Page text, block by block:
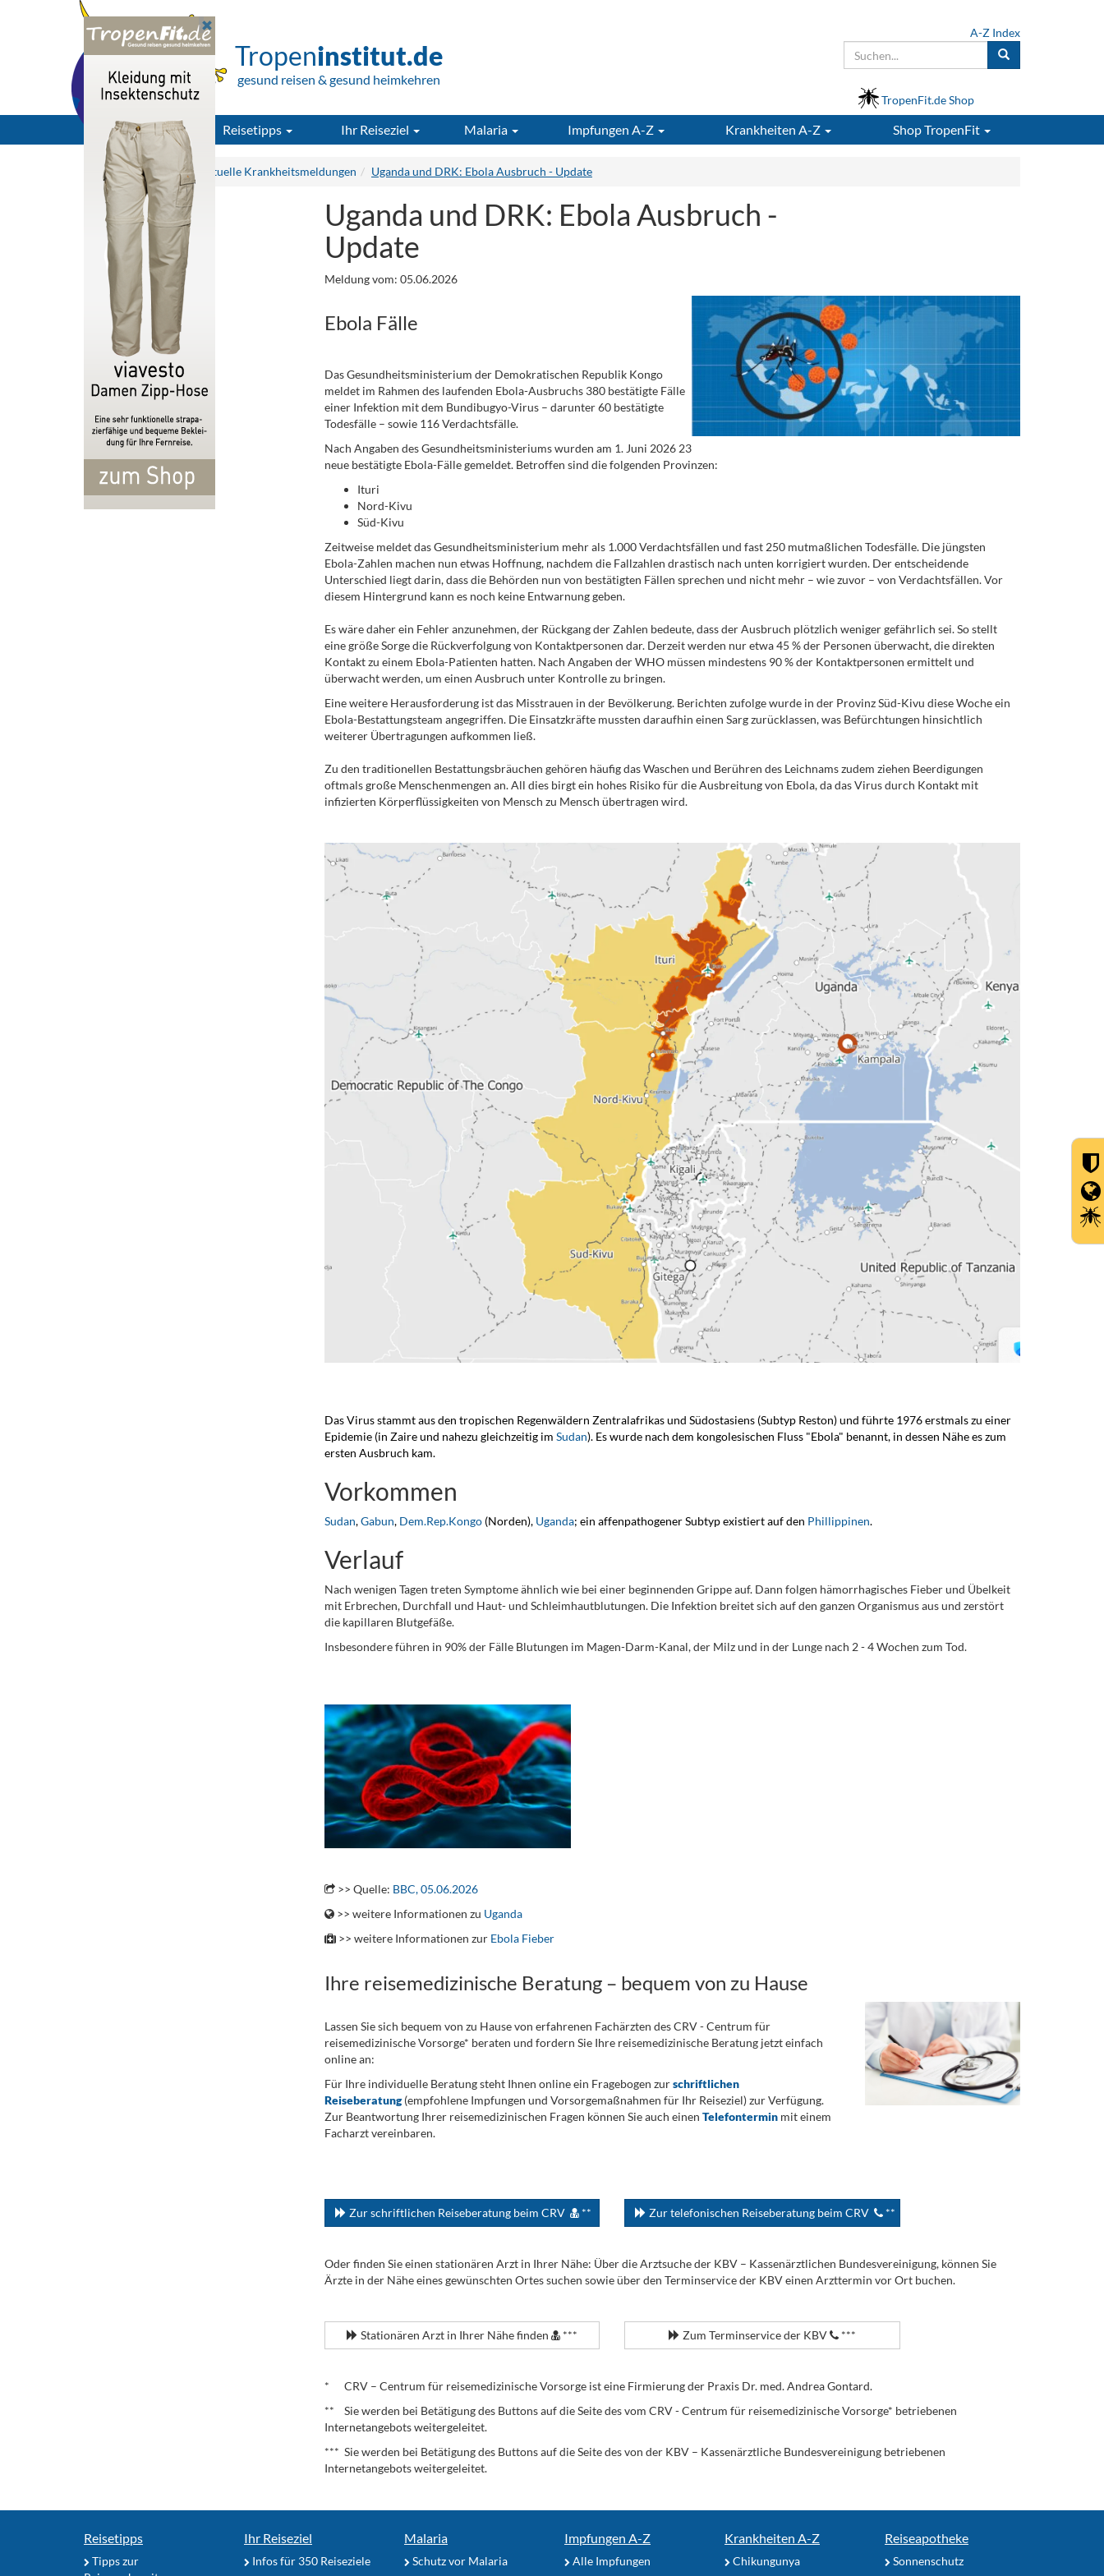
Tropeninstitut.de
gesund reisen & gesund heimkehren
A-Z Index
TropenFit.de Shop
Reisetipps Ihr Reiseziel Malaria Impfungen A-Z Krankheiten A-Z ShopTropenFit
Tropeninstitut.de Aktuelle Krankheitsmeldungen Uganda und DRK: Ebola Ausbruch - Update
Uganda und DRK: Ebola Ausbruch -
Update
Meldung vom: 05.06.2026
Ebola Fälle
Das Gesundheitsministerium der Demokratischen Republik Kongo
meldet im Rahmen des laufenden Ebola-Ausbruchs 380 bestätigte Fälle
einer Infektion mit dem Bundibugyo-Virus – darunter 60 bestätigte
Todesfälle – sowie 116 Verdachtsfälle.
Nach Angaben des Gesundheitsministeriums wurden am 1. Juni 2026 23
neue bestätigte Ebola-Fälle gemeldet. Betroffen sind die folgenden Provinzen:
Ituri
Nord-Kivu
Süd-Kivu
Zeitweise meldet das Gesundheitsministerium mehr als 1.000 Verdachtsfällen und fast 250 mutmaßlichen Todesfälle. Die jüngsten
Ebola-Zahlen machen nun etwas Hoffnung, nachdem die Fallzahlen drastisch nach unten korrigiert wurden. Der entscheidende
Unterschied liegt darin, dass die Behörden nun von bestätigten Fällen sprechen und nicht mehr – wie zuvor – von Verdachtsfällen. Vor
diesem Hintergrund kann es noch keine Entwarnung geben.
Es wäre daher ein Fehler anzunehmen, der Rückgang der Zahlen bedeute, dass der Ausbruch plötzlich weniger gefährlich sei. So stellt
eine größe Sorge die Rückverfolgung von Kontaktpersonen dar. Derzeit werden nur etwa 45 % der Personen überwacht, die direkten
Kontakt zu einem Ebola-Patienten hatten. Nach Angaben der WHO müssen mindestens 90 % der Kontaktpersonen ermittelt und
überwacht werden, um einen Ausbruch unter Kontrolle zu bringen.
Eine weitere Herausforderung ist das Misstrauen in der Bevölkerung. Berichten zufolge wurde in der Provinz Süd-Kivu diese Woche ein
Ebola-Bestattungsteam angegriffen. Die Einsatzkräfte mussten daraufhin einen Sarg zurücklassen, was Befürchtungen hinsichtlich
weiterer Übertragungen aufkommen ließ.
Zu den traditionellen Bestattungsbräuchen gehören häufig das Waschen und Berühren des Leichnams zudem ziehen Beerdigungen
oftmals große Menschenmengen an. All dies birgt ein hohes Risiko für die Ausbreitung von Ebola, da das Virus durch Kontakt mit
infizierten Körperflüssigkeiten von Mensch zu Mensch übertragen wird.
Das Virus stammt aus den tropischen Regenwäldern Zentralafrikas und Südostasiens (Subtyp Reston) und führte 1976 erstmals zu einer
Epidemie (in Zaire und nahezu gleichzeitig im Sudan). Es wurde nach dem kongolesischen Fluss "Ebola" benannt, in dessen Nähe es zum
ersten Ausbruch kam.
Vorkommen
Sudan,Gabun, Dem.Rep.Kongo(Norden), Uganda; ein affenpathogener Subtyp existiert auf den Phillippinen.
Verlauf
Nach wenigen Tagen treten Symptome ähnlich wie bei einer beginnenden Grippe auf. Dann folgen hämorrhagisches Fieber und Übelkeit
mit Erbrechen, Durchfall und Haut- und Schleimhautblutungen. Die Infektion breitet sich auf den ganzen Organismus aus und zerstört
die kapillaren Blutgefäße.
Insbesondere führen in 90% der Fälle Blutungen im Magen-Darm-Kanal, der Milz und in der Lunge nach 2 - 4 Wochen zum Tod.
>> Quelle: BBC, 05.06.2026
>> weitere Informationen zu Uganda
>> weitere Informationen zur Ebola Fieber
Ihre reisemedizinische Beratung – bequem von zu Hause
Lassen Sie sich bequem von zu Hause von erfahrenen Fachärzten des CRV - Centrum für
reisemedizinische Vorsorge* beraten und fordern Sie Ihre reisemedizinische Beratung jetzt einfach
online an:
Für Ihre individuelle Beratung steht Ihnen online ein Fragebogen zurschriftlichen
Reiseberatung(empfohlene Impfungen und Vorsorgemaßnahmen für Ihr Reiseziel) zur Verfügung.
Zur Beantwortung Ihrer reisemedizinischen Fragen können Sie auch einen Telefonterminmit einem
Facharzt vereinbaren.
Zur schriftlichen Reiseberatung beim CRV ** Zur telefonischen Reiseberatung beim CRV **
Oder finden Sie einen stationären Arzt in Ihrer Nähe: Über die Arztsuche der KBV – Kassenärztlichen Bundesvereinigung, können Sie
Ärzte in der Nähe eines gewünschten Ortes suchen sowie über den Terminservice der KBV einen Arzttermin vor Ort buchen.
Stationären Arzt in Ihrer Nähe finden *** Zum Terminservice der KBV ***
* CRV – Centrum für reisemedizinische Vorsorge ist eine Firmierung der Praxis Dr. med. Andrea Gontard.
** Sie werden bei Betätigung des Buttons auf die Seite des vom CRV - Centrum für reisemedizinische Vorsorge* betriebenen
Internetangebots weitergeleitet.
*** Sie werden bei Betätigung des Buttons auf die Seite des von der KBV – Kassenärztliche Bundesvereinigung betriebenen
Internetangebots weitergeleitet.
Reisetipps
Tipps zur
Ihr Reiseziel
Infos für 350 Reiseziele
Malaria
Schutz vor Malaria
Impfungen A-Z
Alle Impfungen
Krankheiten A-Z
Chikungunya
Reiseapotheke
Sonnenschutz